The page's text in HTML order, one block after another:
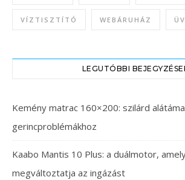
VÍZTISZTÍTÓ WEBÁRUHÁZ
LEGUTÓBBI
Kemény matrac 160×200: szilárd
gerincproblémákhoz
Kaabo Mantis 10 Plus: a duálmotor,
megváltoztatja az ingázást